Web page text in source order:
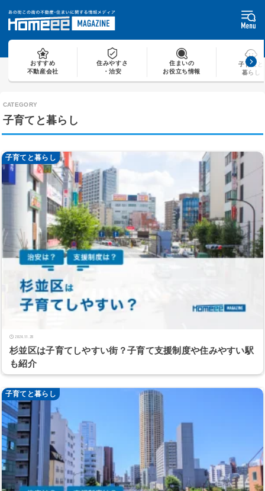
おすすめ
不動産会社
住みやすさ
・治安
住まいの
お役立ち情報
子育てと
暮らし
子育てと暮らし
子育てと暮らし
杉並区は子育てしやすい街？子育て支援制度や住みやすい駅
も紹介
2024.11.28
子育てと暮らし